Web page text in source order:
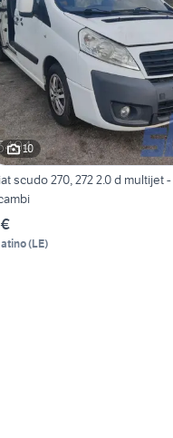
10
scudo 270, 272 2.0 d multijet -
(LE)